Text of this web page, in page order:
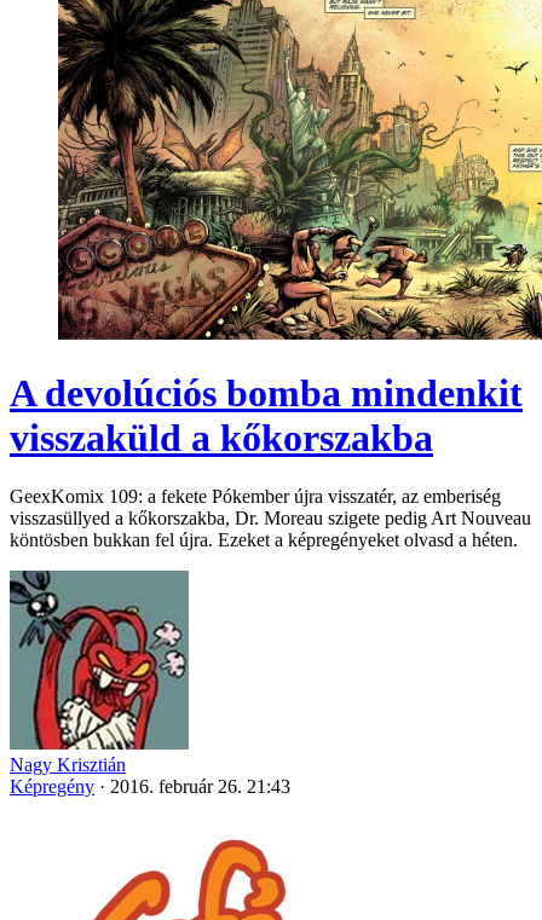
A devolúciós bomba mindenkit
visszaküld a kőkorszakba
GeexKomix 109: a fekete Pókember újra visszatér, az emberiség
visszasüllyed a kőkorszakba, Dr. Moreau szigete pedig Art Nouveau
köntösben bukkan fel újra. Ezeket a képregényeket olvasd a héten.
Nagy Krisztián
Képregény · 2016. február 26. 21:43